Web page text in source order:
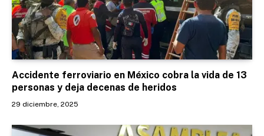
Accidente ferroviario en México cobra la vida de 13
personas y deja decenas de heridos
29 diciembre, 2025